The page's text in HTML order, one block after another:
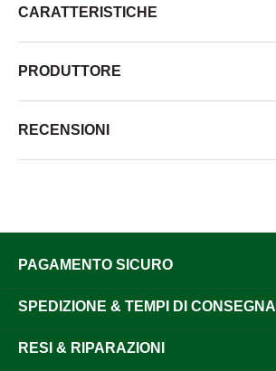
CARATTERISTICHE
PRODUTTORE
RECENSIONI
PAGAMENTO SICURO
SPEDIZIONE & TEMPI DI CONSEGNA
RESI & RIPARAZIONI